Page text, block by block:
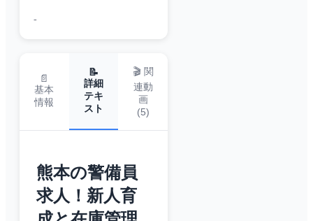
-
📄
基本
情報
📝
詳細
テキ
スト
🎬 関
連動
画
(5)
熊本の警備員
求人！新人育